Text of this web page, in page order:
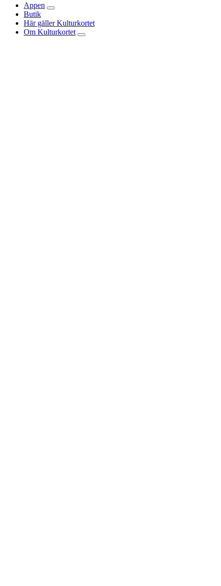
Appen
Butik
Här gäller Kulturkortet
Om Kulturkortet